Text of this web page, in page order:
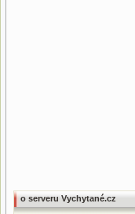
o serveru Vychytané.cz